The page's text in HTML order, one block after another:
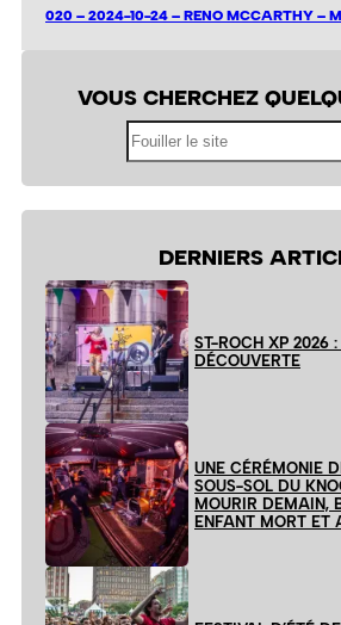
020 – 2024-10-24 – RENO MCCARTHY –
VOUS CHERCHEZ
DERNIERS
ST-ROCH XP 2026
DÉCOUVERTE
UNE CÉRÉMONIE
SOUS-SOL DU
MOURIR DEMAIN,
ENFANT MORT ET